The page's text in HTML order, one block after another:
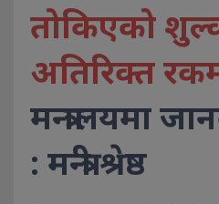
तोकिएको
अतिरिक्त
मन्त्रालयमा
: मन्त्री श्रेष्ठ